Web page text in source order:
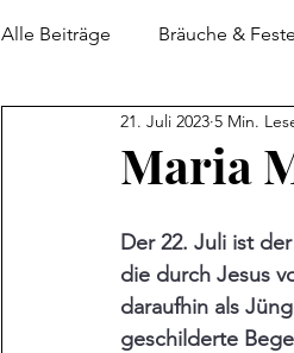
Alle Beiträge Bräuche & Feste
Haus & Hof Land &
Maria
21. Juli 2023 5 Min.
Der 22. Juli ist
die durch Jesus
daraufhin als
geschilderte